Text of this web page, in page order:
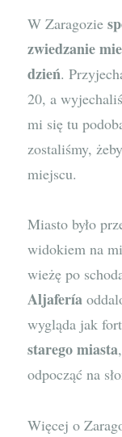
W Zaragozie
zwiedzanie
dzień.
20, a
mi się tu
zostaliśmy,
miejscu.
Miasto było
widokiem na
wieżę po
Aljafería
wygląda jak
starego miasta
odpocząć na
Więcej o